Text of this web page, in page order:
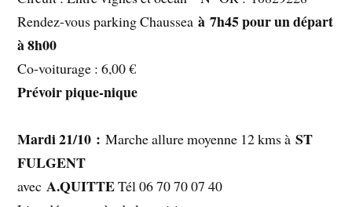
Rendez-vous parking Chausseaà 7h45 pour un départ
à 8h00
Co-voiturage : 6,00 €
Prévoir pique-nique
Mardi 21/10 :Marche allure moyenne 12 kms à ST
FULGENT
avec A.QUITTETél 06 70 70 07 40